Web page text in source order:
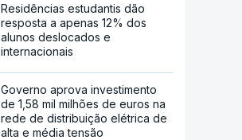
Residências estudantis dão
resposta a apenas 12% dos
alunos deslocados e
internacionais
Governo aprova investimento
de 1,58 mil milhões de euros na
rede de distribuição elétrica de
alta e média tensão